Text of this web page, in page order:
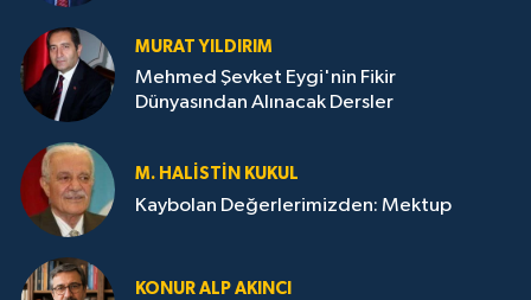
MURAT YILDIRIM
Mehmed Şevket Eygi'nin Fikir
Dünyasından Alınacak Dersler
M. HALISTIN KUKUL
Kaybolan Değerlerimizden: Mektup
KONUR ALP AKINCI